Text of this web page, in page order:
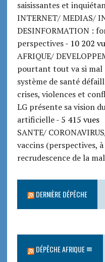
saisissantes et
INTERNET/ MEDIAS/
DESINFORMATION :
perspectives- 10 202
AFRIQUE/
pourtant tout va si
système de santé
crises, violences et
LG présente sa vision
artificielle- 5 415 vues
SANTE/
vaccins (perspectives,
recrudescence de la
DERNIÈRE DÉPÊCHE
DÉPÊCHE AFRIQUE